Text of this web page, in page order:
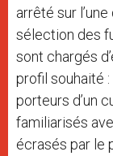
arrêté sur
sélection des
sont chargés
profil souhaité
porteurs d’un
familiarisés
écrasés par le